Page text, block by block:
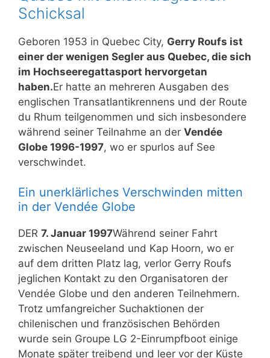
Schicksal
Geboren 1953 in Quebec City, Gerry Roufs ist
einer der wenigen Segler aus Quebec, die sich
im Hochseeregattasport hervorgetan
haben.Er hatte an mehreren Ausgaben des
englischen Transatlantikrennens und der Route
du Rhum teilgenommen und sich insbesondere
während seiner Teilnahme an der Vendée
Globe 1996-1997, wo er spurlos auf See
verschwindet.
Ein unerklärliches Verschwinden mitten
in der Vendée Globe
DER 7. Januar 1997Während seiner Fahrt
zwischen Neuseeland und Kap Hoorn, wo er
auf dem dritten Platz lag, verlor Gerry Roufs
jeglichen Kontakt zu den Organisatoren der
Vendée Globe und den anderen Teilnehmern.
Trotz umfangreicher Suchaktionen der
chilenischen und französischen Behörden
wurde sein Groupe LG 2-Einrumpfboot einige
Monate später treibend und leer vor der Küste